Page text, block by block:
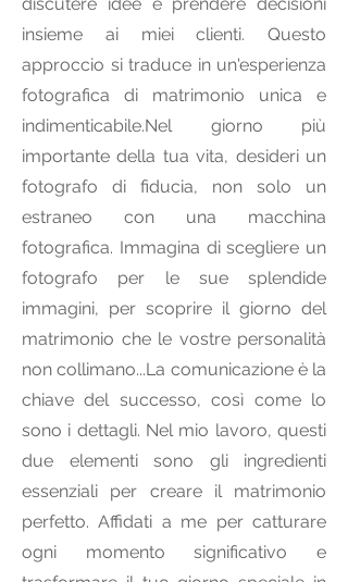
insieme ai miei clienti. Questo
approccio si traduce in un'esperienza
fotografica di matrimonio unica e
indimenticabile.Nel giorno più
importante della tua vita, desideri un
fotografo di fiducia, non solo un
estraneo con una macchina
fotografica. Immagina di scegliere un
fotografo per le sue splendide
immagini, per scoprire il giorno del
matrimonio che le vostre personalità
non collimano...La comunicazione è la
chiave del successo, così come lo
sono i dettagli. Nel mio lavoro, questi
due elementi sono gli ingredienti
essenziali per creare il matrimonio
perfetto. Affidati a me per catturare
ogni momento significativo e